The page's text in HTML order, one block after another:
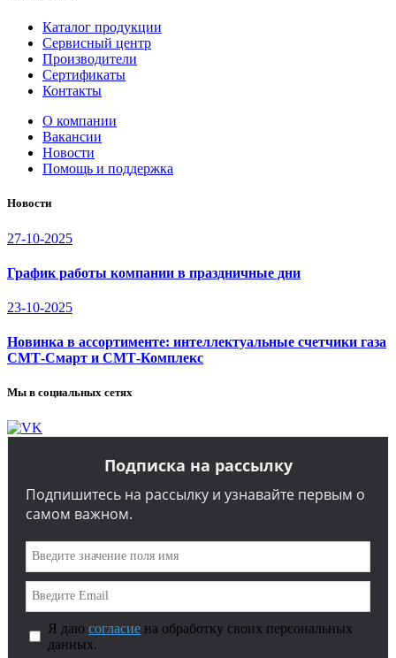
Каталог продукции
Сервисный центр
Производители
Сертификаты
Контакты
О компании
Вакансии
Новости
Помощь и поддержка
Новости
27-10-2025
График работы компании в праздничные дни
23-10-2025
Новинка в ассортименте: интеллектуальные счетчики газа
СМТ-Смарт и СМТ-Комплекс
Мы в социальных сетях
Подписка на рассылку
Подпишитесь на рассылку и узнавайте первым о
самом важном.
Я даю согласие на обработку своих персональных
данных.